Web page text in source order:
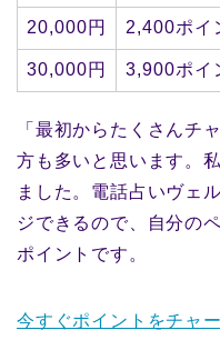
20,000円 2,400ポイ
30,000円 3,900ポイ
「最初からたくさんチ
方も多いと思います。
ました。電話占いヴェ
ジできるので、自分の
ポイントです。
今すぐポイントをチャ